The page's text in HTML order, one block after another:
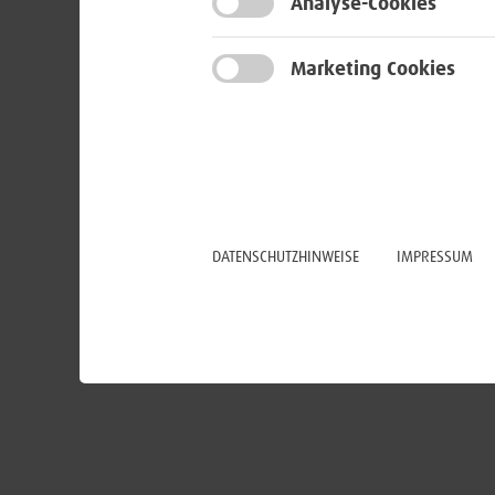
Marketing Cookies
DATENSCHUTZHINWEISE IMPRESSUM